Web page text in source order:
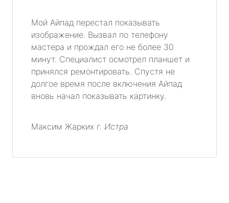
Мой Айпад перестал показывать
изображение. Вызвал по телефону
мастера и прождал его не более 30
минут. Специалист осмотрел планшет и
принялся ремонтировать. Спустя не
долгое время после включения Айпад
вновь начал показывать картинку.
Максим Жарких г. Истра